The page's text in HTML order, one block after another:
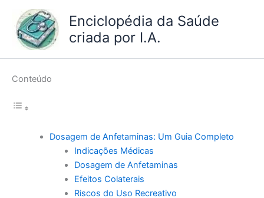
conteúdo
Enciclopédia da Saúde
criada por I.A.
Conteúdo
Dosagem de Anfetaminas: Um Guia Completo
Indicações Médicas
Dosagem de Anfetaminas
Efeitos Colaterais
Riscos do Uso Recreativo